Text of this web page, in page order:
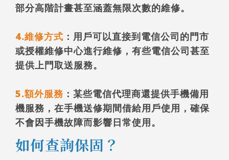
部分高階計畫甚至涵蓋無限次數的維修。
4.維修方式 ：用戶可以直接到電信公司的門市
或授權維修中心進行維修，有些電信公司甚至
提供上門取送服務。
5.額外服務 ：某些電信代理商還提供手機備用
機服務，在手機送修期間借給用戶使用，確保
不會因手機故障而影響日常使用。
如何查詢保固？